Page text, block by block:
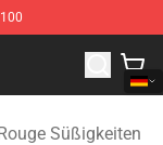
Rouge
Süßigkeiten